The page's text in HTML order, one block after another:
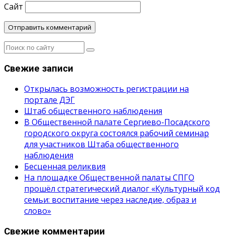
Сайт
Свежие записи
Открылась возможность регистрации на
портале ДЭГ
Штаб общественного наблюдения
В Общественной палате Сергиево-Посадского
городского округа состоялся рабочий семинар
для участников Штаба общественного
наблюдения
Бесценная реликвия
На площадке Общественной палаты СПГО
прошёл стратегический диалог «Культурный код
семьи: воспитание через наследие, образ и
слово»
Свежие комментарии